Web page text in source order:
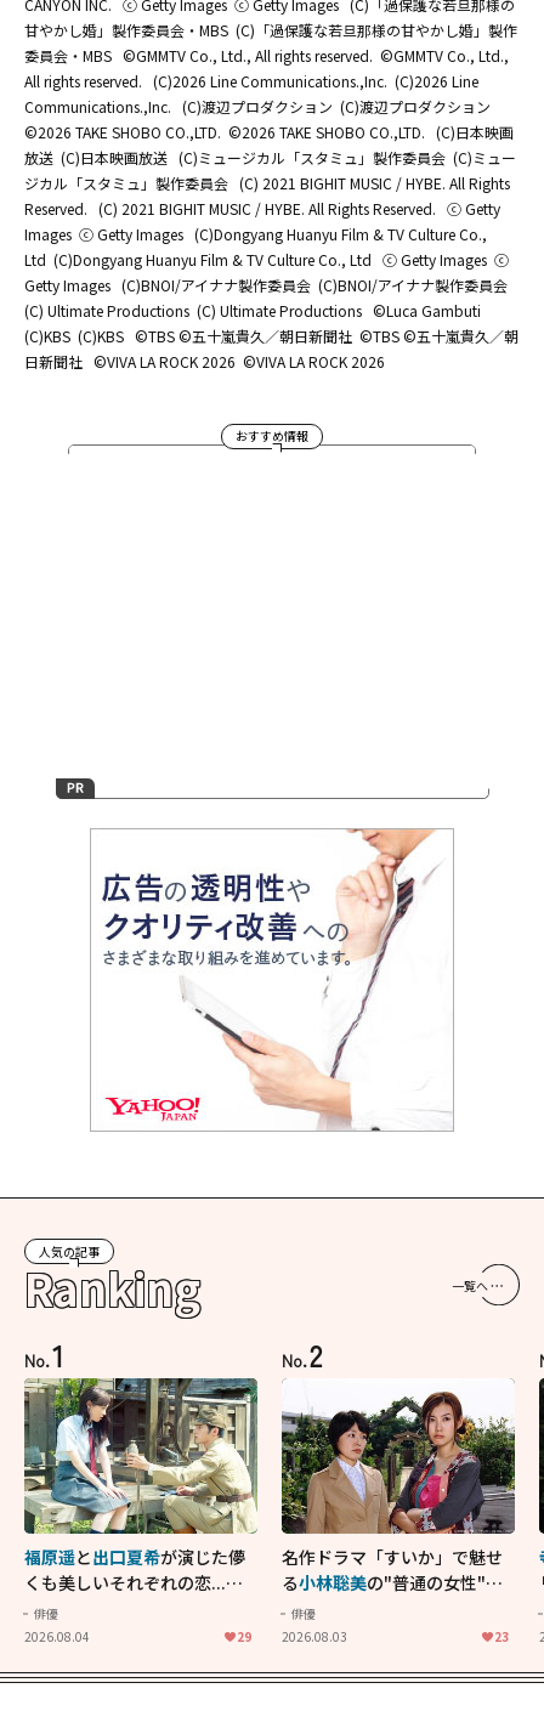
甘やかし婚」製作委員会・MBS (C)「過保護な若旦那様の甘やかし婚」製作
委員会・MBS ©GMMTV Co., Ltd., All rights reserved. ©GMMTV Co., Ltd.,
All rights reserved. (C)2026 Line Communications.,Inc. (C)2026 Line
Communications.,Inc. (C)渡辺プロダクション (C)渡辺プロダクション
©2026 TAKE SHOBO CO.,LTD. ©2026 TAKE SHOBO CO.,LTD. (C)日本映画
放送 (C)日本映画放送 (C)ミュージカル「スタミュ」製作委員会 (C)ミュー
ジカル「スタミュ」製作委員会 (C) 2021 BIGHIT MUSIC / HYBE. All Rights
Reserved. (C) 2021 BIGHIT MUSIC / HYBE. All Rights Reserved. ⓒ Getty
Images ⓒ Getty Images (C)Dongyang Huanyu Film & TV Culture Co.,
Ltd (C)Dongyang Huanyu Film & TV Culture Co., Ltd ⓒ Getty Images ⓒ
Getty Images (C)BNOI/アイナナ製作委員会 (C)BNOI/アイナナ製作委員会
(C) Ultimate Productions (C) Ultimate Productions ©Luca Gambuti
(C)KBS (C)KBS ©TBS ©五十嵐貴久／朝日新聞社 ©TBS ©五十嵐貴久／朝
日新聞社 ©️VIVA LA ROCK 2026 ©️VIVA LA ROCK 2026
おすすめ情報
人気の記事
Ranking 一覧へ
No.1
福原遥と出口夏希が演じた儚
くも美しいそれぞれの恋...生
きることの尊さを教えてくれ
た映画「あの花が咲く丘で、
俳優
2026.08.04
29
No.2
名作ドラマ「すいか」で魅せ
る小林聡美の"普通の女性"が
大人に刺さる...映画「かもめ
食堂」にも通じる静かな芝居
俳優
2026.08.03
23